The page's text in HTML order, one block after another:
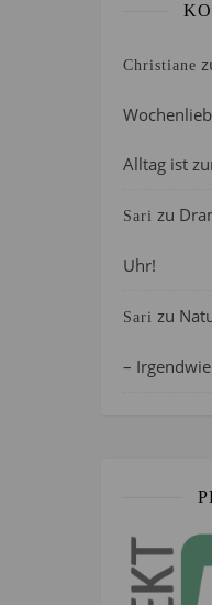
Christiane
Alltag ist
Sari zu
Uhr!
Sari zu
–